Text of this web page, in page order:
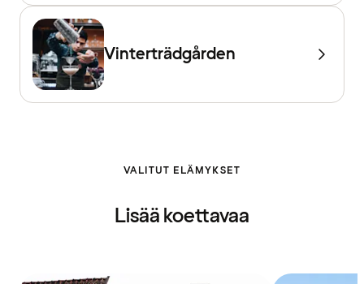
Vinterträdgården
VALITUT ELÄMYKSET
Lisää koettavaa